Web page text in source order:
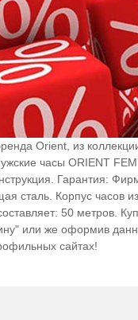
Orient, из
часы ORIENT
Гарантия:
сталь. Корпус часов
50 метров.
или же оформив
сайтах!